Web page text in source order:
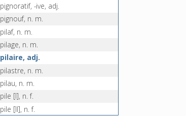
pignoratif, -ive, adj.
pignouf, n. m.
pilaf, n. m.
pilage, n. m.
pilaire, adj.
pilastre, n. m.
pilau, n. m.
pile [I], n. f.
pile [II], n. f.